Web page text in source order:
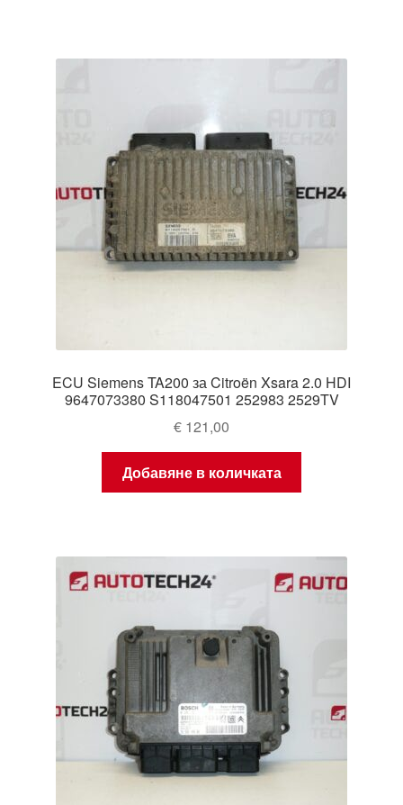
ECU Siemens TA200 за Citroën Xsara 2.0 HDI
9647073380 S118047501 252983 2529TV
€ 121,00
Добавяне в количката